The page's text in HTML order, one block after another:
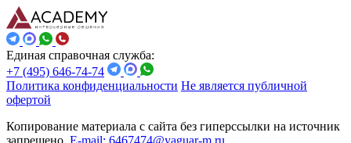
Единая справочная служба:
+7 (495) 646-74-74
Политика конфиденциальности Не является публичной
офертой
Копирование материала с сайта без гиперссылки на источник
запрещено. E-mail: 6467474@yaguar-m.ru